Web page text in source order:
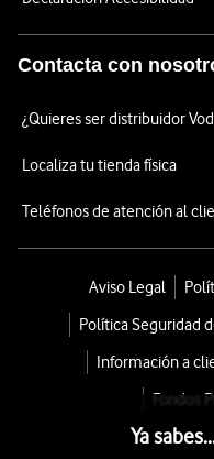
Contacta con
¿Quieres ser distribuidor
Localiza tu tienda física
Teléfonos de atención al
Aviso Legal
Política Seguridad
Información a
Fondos
Ya